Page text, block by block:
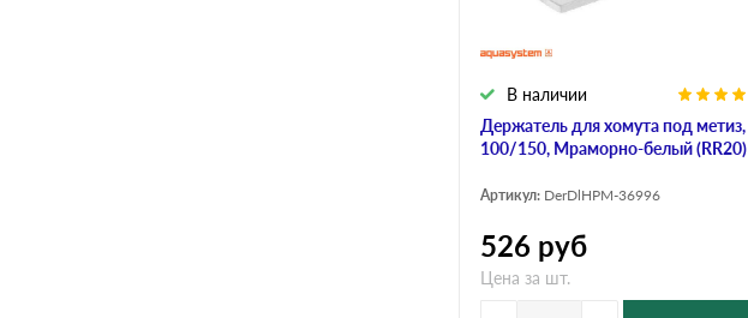
Держатель для хомута под метиз,
100/150, Мраморно-белый (RR20)
В наличии
Артикул: DerDlHPM-36996
526 руб
Цена за шт.